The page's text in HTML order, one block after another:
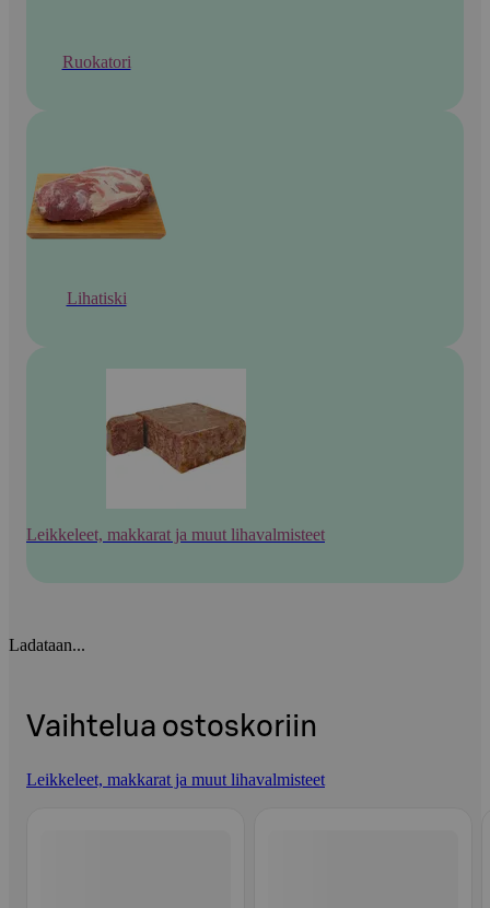
Ruokatori
Lihatiski
Leikkeleet, makkarat ja muut lihavalmisteet
Ladataan...
Vaihtelua ostoskoriin
Leikkeleet, makkarat ja muut lihavalmisteet